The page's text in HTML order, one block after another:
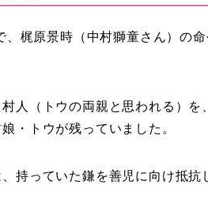
梶原景時（中村獅童さん）の
人（トウの両親と思われる）を
・トウが残っていました。
持っていた鎌を善児に向け抵抗